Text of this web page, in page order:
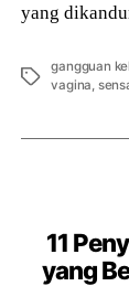
yang
Tags
gangguan
vagina,
11
yang